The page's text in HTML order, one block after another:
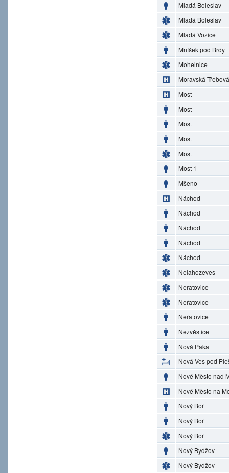
Mladá Boleslav
Mladá Boleslav
Mladá Vožice
Mníšek pod Brdy
Mohelnice
Moravská Třebová
Most
Most
Most
Most
Most
Most 1
Mšeno
Náchod
Náchod
Náchod
Náchod
Náchod
Nelahozeves
Neratovice
Neratovice
Neratovice
Nezvěstice
Nová Paka
Nová Ves pod
Nové Město nad
Nové Město na
Nový Bor
Nový Bor
Nový Bor
Nový Bydžov
Nový Bydžov